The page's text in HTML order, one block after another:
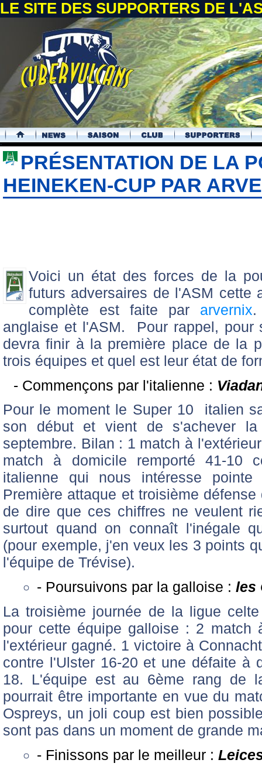
LE SITE DES SUPPORTERS DE
.
PRÉSENTATION DE LA
HEINEKEN-CUP PAR
Voici un état des forces de la
futurs adversaires de l'ASM cette
complète est faite par arvernix.
anglaise et l'ASM. Pour rappel, pour
devra finir à la première place de la
trois équipes et quel est leur état de
- Commençons par l'italienne :
Pour le moment le Super 10 italien
son début et vient de s'achever
septembre. Bilan : 1 match à
match à domicile remporté 41-10
italienne qui nous intéresse
Première attaque et troisième
de dire que ces chiffres ne veulent
surtout quand on connaît l'inégale
(pour exemple, j'en veux les 3 points
l'équipe de Trévise).
- Poursuivons par la galloise : les
La troisième journée de la ligue
pour cette équipe galloise : 2 match
l'extérieur gagné. 1 victoire à
contre l'Ulster 16-20 et une défaite à
18. L'équipe est au 6ème rang de
pourrait être importante en vue du
Ospreys, un joli coup est bien
sont pas dans un moment de grande
- Finissons par le meilleur :